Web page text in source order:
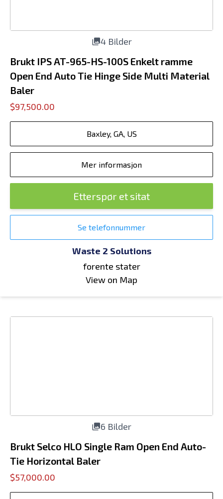
4 Bilder
Brukt IPS AT-965-HS-100S Enkelt ramme
Open End Auto Tie Hinge Side Multi Material
Baler
$97,500.00
Baxley, GA, US
Mer informasjon
Etterspør et sitat
Se telefonnummer
Waste 2 Solutions
forente stater
View on Map
6 Bilder
Brukt Selco HLO Single Ram Open End Auto-
Tie Horizontal Baler
$57,000.00